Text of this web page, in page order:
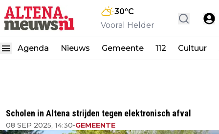
30°C
Vooral Helder
Agenda Nieuws Gemeente 112 Cultuur
Scholen in Altena strijden tegen elektronisch afval
08 SEP 2025, 14:30•GEMEENTE